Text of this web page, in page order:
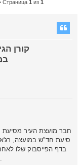
Страница 1 из 1
חבר מועצת העיר מסיעת
סיעת חד"ש במועצה,
בדף הפייסבוק שלו
זעאתרה: